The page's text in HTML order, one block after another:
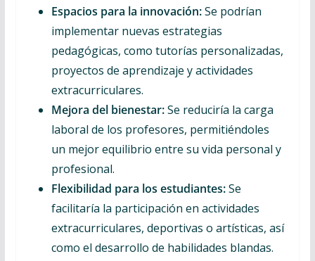
Espacios para la innovación:Se podrían
implementar nuevas estrategias
pedagógicas, como tutorías personalizadas,
proyectos de aprendizaje y actividades
extracurriculares.
Mejora del bienestar:Se reduciría la carga
laboral de los profesores, permitiéndoles
un mejor equilibrio entre su vida personal y
profesional.
Flexibilidad para los estudiantes:Se
facilitaría la participación en actividades
extracurriculares, deportivas o artísticas, así
como el desarrollo de habilidades blandas.